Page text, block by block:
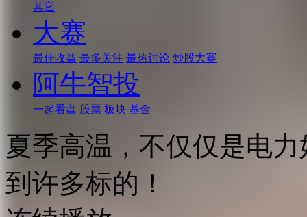
其它
大赛
最佳收益 最多关注 最热讨论 炒股大赛
阿牛智投
一起看盘 股票 板块 基金
夏季高温，不仅仅是电
到许多标的！